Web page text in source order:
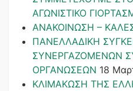
ΑΓΩΝΙΣΤΙΚΟ
ΑΝΑΚΟΙΝΩΣΗ –
ΠΑΝΕΛΛΑΔΙΚΗ
ΣΥΝΕΡΓΑΖΟΜΕΝΩΝ
ΟΡΓΑΝΩΣΕΩΝ 18
ΚΛΙΜΑΚΩΣΗ ΤΗΣ